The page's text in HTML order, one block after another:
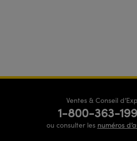
Ventes & Conseil
1-800-363-
ou consulter les numéros